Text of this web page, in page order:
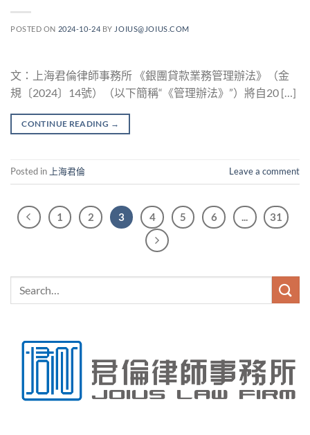
POSTED ON 2024-10-24 BY JOIUS@JOIUS.COM
文：上海君倫律師事務所 《銀團貸款業務管理辦法》（金
規〔2024〕14號）（以下簡稱“《管理辦法》”）將自20 […]
CONTINUE READING →
Posted in 上海君倫 Leave a comment
1 2 3 4 5 6 31